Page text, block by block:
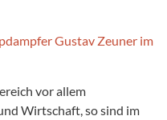
vor allem
Wirtschaft, so sind im